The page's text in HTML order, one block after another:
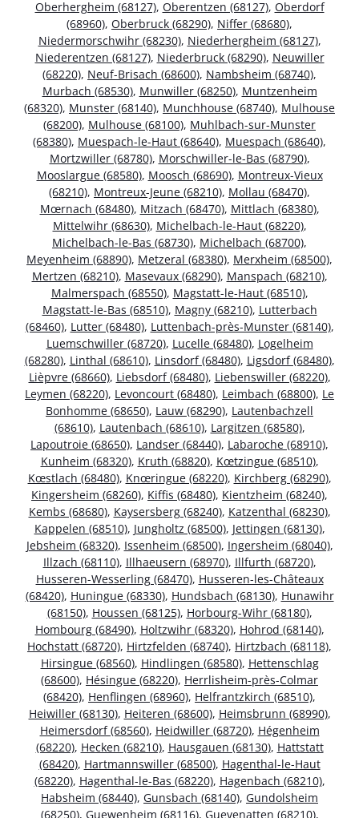
Oberhergheim (68127), Oberentzen (68127), Oberdorf
(68960), Oberbruck (68290), Niffer (68680),
Niedermorschwihr (68230), Niederhergheim (68127),
Niederentzen (68127), Niederbruck (68290), Neuwiller
(68220), Neuf-Brisach (68600), Nambsheim (68740),
Murbach (68530), Munwiller (68250), Muntzenheim
(68320), Munster (68140), Munchhouse (68740), Mulhouse
(68200), Mulhouse (68100), Muhlbach-sur-Munster
(68380), Muespach-le-Haut (68640), Muespach (68640),
Mortzwiller (68780), Morschwiller-le-Bas (68790),
Mooslargue (68580), Moosch (68690), Montreux-Vieux
(68210), Montreux-Jeune (68210), Mollau (68470),
Mœrnach (68480), Mitzach (68470), Mittlach (68380),
Mittelwihr (68630), Michelbach-le-Haut (68220),
Michelbach-le-Bas (68730), Michelbach (68700),
Meyenheim (68890), Metzeral (68380), Merxheim (68500),
Mertzen (68210), Masevaux (68290), Manspach (68210),
Malmerspach (68550), Magstatt-le-Haut (68510),
Magstatt-le-Bas (68510), Magny (68210), Lutterbach
(68460), Lutter (68480), Luttenbach-près-Munster (68140),
Luemschwiller (68720), Lucelle (68480), Logelheim
(68280), Linthal (68610), Linsdorf (68480), Ligsdorf (68480),
Lièpvre (68660), Liebsdorf (68480), Liebenswiller (68220),
Leymen (68220), Levoncourt (68480), Leimbach (68800), Le
Bonhomme (68650), Lauw (68290), Lautenbachzell
(68610), Lautenbach (68610), Largitzen (68580),
Lapoutroie (68650), Landser (68440), Labaroche (68910),
Kunheim (68320), Kruth (68820), Kœtzingue (68510),
Kœstlach (68480), Knœringue (68220), Kirchberg (68290),
Kingersheim (68260), Kiffis (68480), Kientzheim (68240),
Kembs (68680), Kaysersberg (68240), Katzenthal (68230),
Kappelen (68510), Jungholtz (68500), Jettingen (68130),
Jebsheim (68320), Issenheim (68500), Ingersheim (68040),
Illzach (68110), Illhaeusern (68970), Illfurth (68720),
Husseren-Wesserling (68470), Husseren-les-Châteaux
(68420), Huningue (68330), Hundsbach (68130), Hunawihr
(68150), Houssen (68125), Horbourg-Wihr (68180),
Hombourg (68490), Holtzwihr (68320), Hohrod (68140),
Hochstatt (68720), Hirtzfelden (68740), Hirtzbach (68118),
Hirsingue (68560), Hindlingen (68580), Hettenschlag
(68600), Hésingue (68220), Herrlisheim-près-Colmar
(68420), Henflingen (68960), Helfrantzkirch (68510),
Heiwiller (68130), Heiteren (68600), Heimsbrunn (68990),
Heimersdorf (68560), Heidwiller (68720), Hégenheim
(68220), Hecken (68210), Hausgauen (68130), Hattstatt
(68420), Hartmannswiller (68500), Hagenthal-le-Haut
(68220), Hagenthal-le-Bas (68220), Hagenbach (68210),
Habsheim (68440), Gunsbach (68140), Gundolsheim
(68250), Guewenheim (68116), Guevenatten (68210),